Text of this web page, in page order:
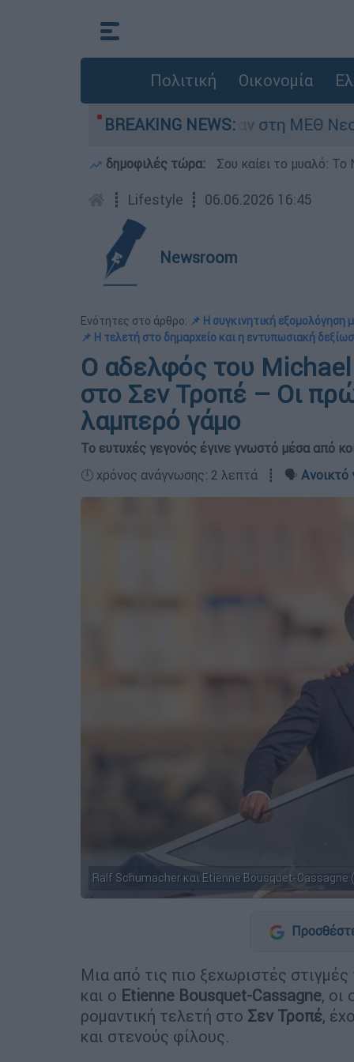
Πολιτική Οικονομία
BREAKING NEWS:
- Νοσηλευόταν στη ΜΕΘ Νεογνών
δημοφιλές τώρα: Σου καίει το μυαλό:
┋ Lifestyle ┋ 06.06.2026 16:45
Newsroom
Ενότητες στο άρθρο: 📌 Η συγκινητική εξομολόγηση
📌 Η τελετή στο δημαρχείο και η εντυπωσιακή
Ο αδελφός του
στο Σεν Τροπέ – Οι
λαμπερό γάμο
Το ευτυχές γεγονός έγινε γνωστό μέσα από
🕛 χρόνος ανάγνωσης: 2 λεπτά ┋ 🗣️ Ανοικτό
Ralf Schumacher και Etienne Bousquet-Cassagne
Μια από τις πιο ξεχωριστές
και ο Etienne Bousquet-Cassagne, οι
ρομαντική τελετή στο Σεν Τροπέ,
και στενούς φίλους.